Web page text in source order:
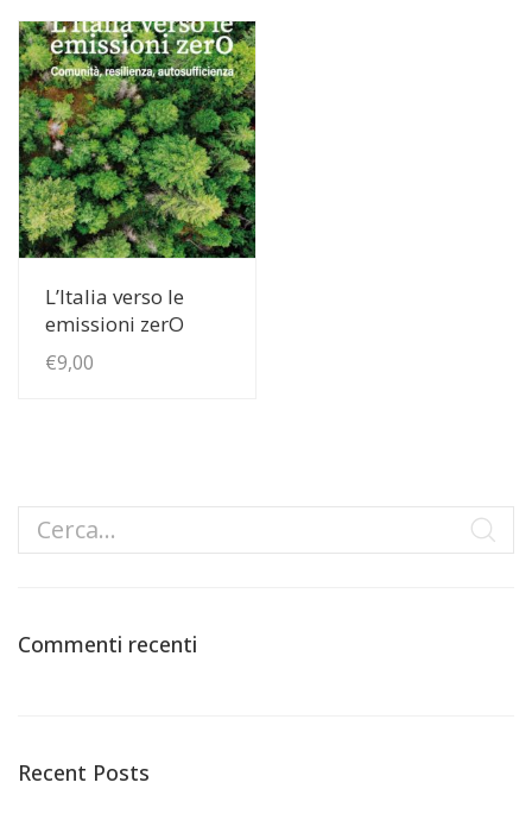
View Details
L’Italia verso le
emissioni zerO
€9,00
Commenti recenti
Recent Posts